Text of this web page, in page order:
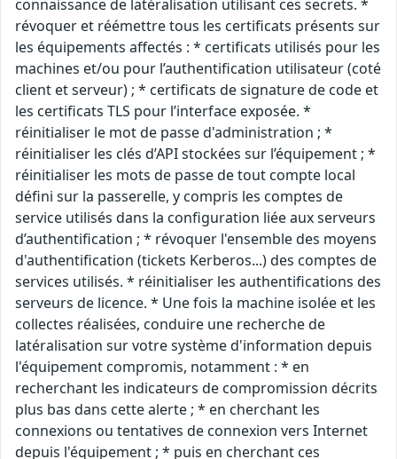
connaissance de latéralisation utilisant ces secrets. *
révoquer et réémettre tous les certificats présents sur
les équipements affectés : * certificats utilisés pour les
machines et/ou pour l’authentification utilisateur (coté
client et serveur) ; * certificats de signature de code et
les certificats TLS pour l’interface exposée. *
réinitialiser le mot de passe d'administration ; *
réinitialiser les clés d’API stockées sur l’équipement ; *
réinitialiser les mots de passe de tout compte local
défini sur la passerelle, y compris les comptes de
service utilisés dans la configuration liée aux serveurs
d’authentification ; * révoquer l'ensemble des moyens
d'authentification (tickets Kerberos...) des comptes de
services utilisés. * réinitialiser les authentifications des
serveurs de licence. * Une fois la machine isolée et les
collectes réalisées, conduire une recherche de
latéralisation sur votre système d'information depuis
l'équipement compromis, notamment : * en
recherchant les indicateurs de compromission décrits
plus bas dans cette alerte ; * en cherchant les
connexions ou tentatives de connexion vers Internet
depuis l'équipement ; * puis en cherchant ces